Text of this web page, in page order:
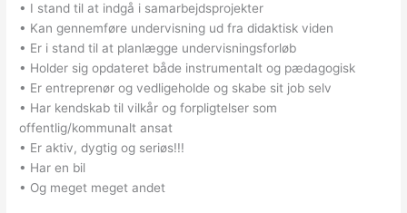
• I stand til at indgå i samarbejdsprojekter
• Kan gennemføre undervisning ud fra didaktisk viden
• Er i stand til at planlægge undervisningsforløb
• Holder sig opdateret både instrumentalt og pædagogisk
• Er entreprenør og vedligeholde og skabe sit job selv
• Har kendskab til vilkår og forpligtelser som
offentlig/kommunalt ansat
• Er aktiv, dygtig og seriøs!!!
• Har en bil
• Og meget meget andet